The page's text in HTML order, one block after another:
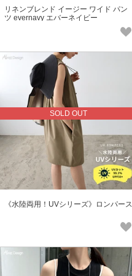
リネンブレンド イージー ワイド パン
ツ evernavy エバーネイビー
SOLD OUT
《水陸両用！UVシリーズ》ロンパース